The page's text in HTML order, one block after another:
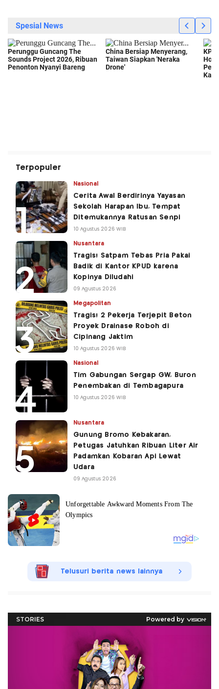
Terpopuler
Nasional
Cerita Awal Berdirinya Yayasan
Sekolah Harapan Ibu, Tempat
Ditemukannya Ratusan Senpi
10 Agustus 2026 WIB
Nusantara
Tragis! Satpam Tebas Pria Pakai
Badik di Kantor KPUD karena
Kopinya Diludahi
09 Agustus 2026
Megapolitan
Tragis! 2 Pekerja Terjepit Beton
Proyek Drainase Roboh di
Cipinang Jaktim
10 Agustus 2026 WIB
Nasional
Tim Gabungan Sergap GW, Buron
Penembakan di Tembagapura
10 Agustus 2026 WIB
Nusantara
Gunung Bromo Kebakaran,
Petugas Jatuhkan Ribuan Liter Air
Padamkan Kobaran Api Lewat
Udara
09 Agustus 2026
Telusuri berita news lainnya